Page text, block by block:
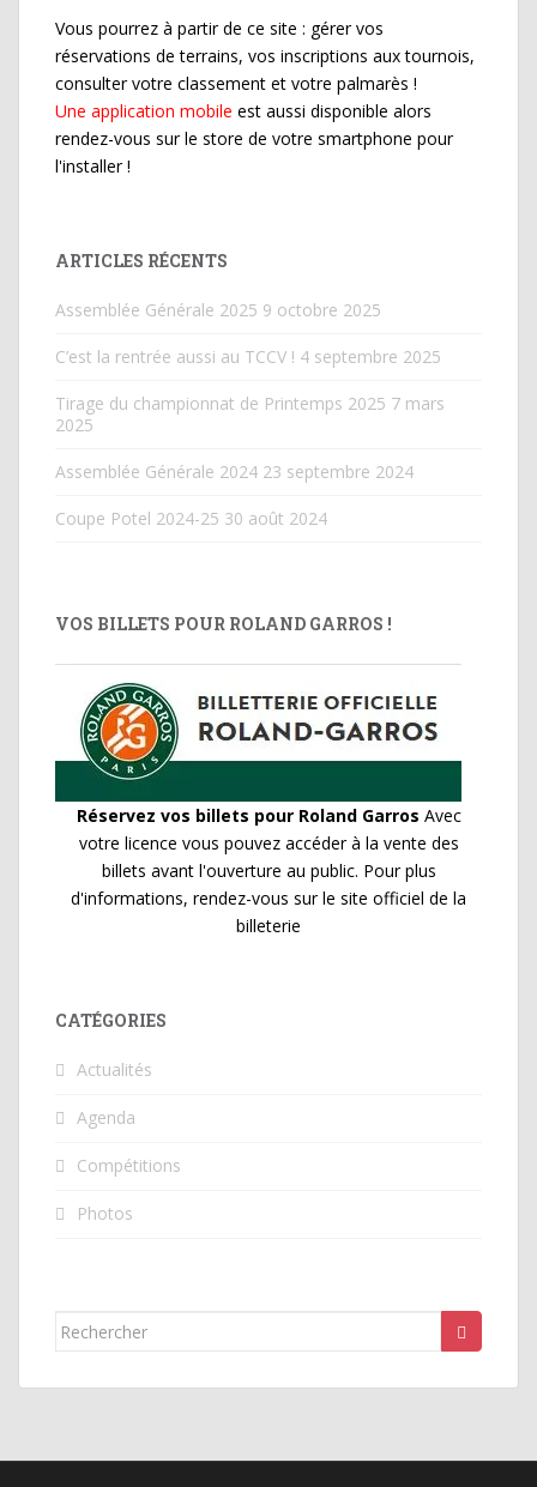
Vous pourrez à partir de ce site : gérer vos
réservations de terrains, vos inscriptions aux tournois,
consulter votre classement et votre palmarès !
Une application mobile est aussi disponible alors
rendez-vous sur le store de votre smartphone pour
l'installer !
ARTICLES RÉCENTS
Assemblée Générale 2025 9 octobre 2025
C’est la rentrée aussi au TCCV ! 4 septembre 2025
Tirage du championnat de Printemps 2025 7 mars
2025
Assemblée Générale 2024 23 septembre 2024
Coupe Potel 2024-25 30 août 2024
VOS BILLETS POUR ROLAND GARROS !
Réservez vos billets pour Roland Garros Avec
votre licence vous pouvez accéder à la vente des
billets avant l'ouverture au public. Pour plus
d'informations, rendez-vous sur le site officiel de la
billeterie
CATÉGORIES
Actualités
Agenda
Compétitions
Photos
Rechercher...